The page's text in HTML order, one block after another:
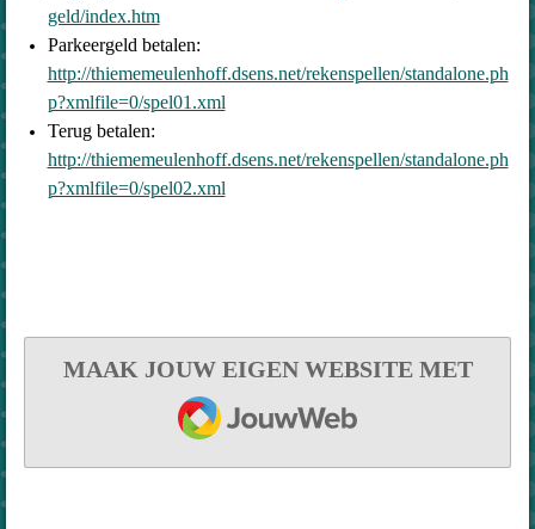
geld/index.htm
Parkeergeld betalen:
http://thiememeulenhoff.dsens.net/rekenspellen/standalone.ph
p?xmlfile=0/spel01.xml
Terug betalen:
http://thiememeulenhoff.dsens.net/rekenspellen/standalone.ph
p?xmlfile=0/spel02.xml
MAAK JOUW EIGEN WEBSITE MET
JOUWWEB